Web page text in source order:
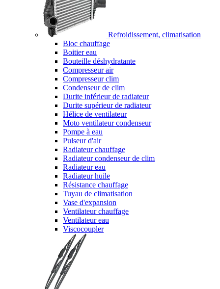
Refroidissement, climatisation
Bloc chauffage
Boitier eau
Bouteille déshydratante
Compresseur air
Compresseur clim
Condenseur de clim
Durite inférieur de radiateur
Durite supérieur de radiateur
Hélice de ventilateur
Moto ventilateur condenseur
Pompe à eau
Pulseur d'air
Radiateur chauffage
Radiateur condenseur de clim
Radiateur eau
Radiateur huile
Résistance chauffage
Tuyau de climatisation
Vase d'expansion
Ventilateur chauffage
Ventilateur eau
Viscocoupler